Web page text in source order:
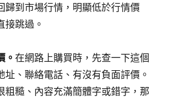
歸到市場行情，明顯低於行情價
接跳過。
。在網路上購買時，先查一下這個
址、聯絡電話、有沒有負面評價。
粗糙、內容充滿簡體字或錯字，那